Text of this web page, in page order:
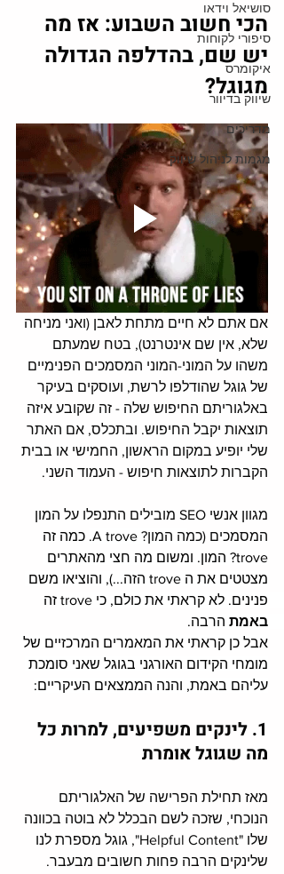
סושיאל וידאו
סיפורי לקוחות
איקומרס
שיווק בדיוור
מדריכים
מגמות לניהול שיווק
הכי חשוב השבוע: אז מה
יש שם, בהדלפה הגדולה
מגוגל?
אם אתם לא חיים מתחת לאבן (ואני מניחה
שלא, אין שם אינטרנט), בטח שמעתם
משהו על המוני-המוני המסמכים הפנימיים
של גוגל שהודלפו לרשת, ועוסקים בעיקר
באלגוריתם החיפוש שלה - זה שקובע איזה
תוצאות יקבל החיפוש. ובתכלס, אם האתר
שלי יופיע במקום הראשון, החמישי או בבית
הקברות לתוצאות חיפוש - העמוד השני.
מגוון אנשי SEO מובילים התנפלו על המון
המסמכים (כמה המון?
A trove. כמה זה
trove? המון. ומשום מה חצי מהאתרים
מצטטים את ה trove הזה...), והוציאו משם
פנינים. לא קראתי את כולם, כי trove זה
באמת הרבה.
אבל כן קראתי את המאמרים המרכזיים של
מומחי הקידום האורגני בגוגל שאני סומכת
עליהם באמת, והנה הממצאים העיקריים:
1. לינקים משפיעים, למרות כל
מה שגוגל אומרת
מאז תחילת הפרישה של האלגוריתם
הנוכחי, שזכה לשם הבכלל לא בוטה בכוונה
שלו "Helpful Content", גוגל מספרת לנו
שלינקים הרבה פחות חשובים מבעבר.